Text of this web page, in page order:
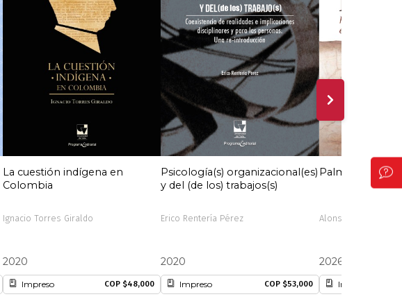
La cuestión indígena en
Colombia
Ignacio Torres Giraldo
2020
Impreso COP $48,000
Psicología(s) organizacional(es)
y del (de los) trabajos(s)
Erico Rentería Pérez
2020
Impreso COP $53,000
Palmira
Alonso Valencia
2026
Impreso